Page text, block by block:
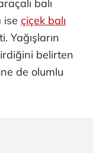
balı
ise çiçek balı
Yağışların
belirten
de olumlu